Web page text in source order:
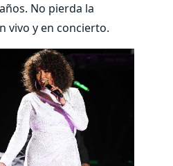
No pierda la
vivo y en concierto.